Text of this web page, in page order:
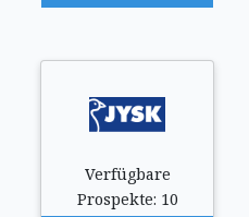
Verfügbare
Prospekte: 10